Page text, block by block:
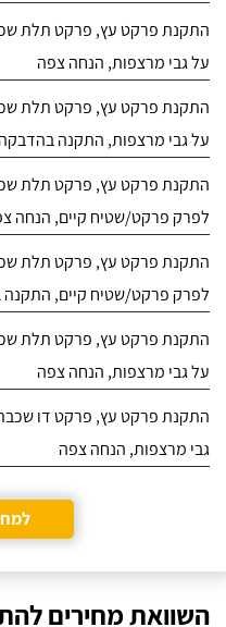
התקנת פרקט עץ, פרקט תלת
על גבי מרצפות, הנחה צפה
התקנת פרקט עץ, פרקט תלת
על גבי מרצפות, התקנה בהדבקה
התקנת פרקט עץ, פרקט תלת
לפרק פרקט/שטיח קיים, הנחה
התקנת פרקט עץ, פרקט תלת
לפרק פרקט/שטיח קיים,
התקנת פרקט עץ, פרקט תלת
על גבי מרצפות, הנחה צפה
התקנת פרקט עץ, פרקט דו
גבי מרצפות, הנחה צפה
השוואת מחירים